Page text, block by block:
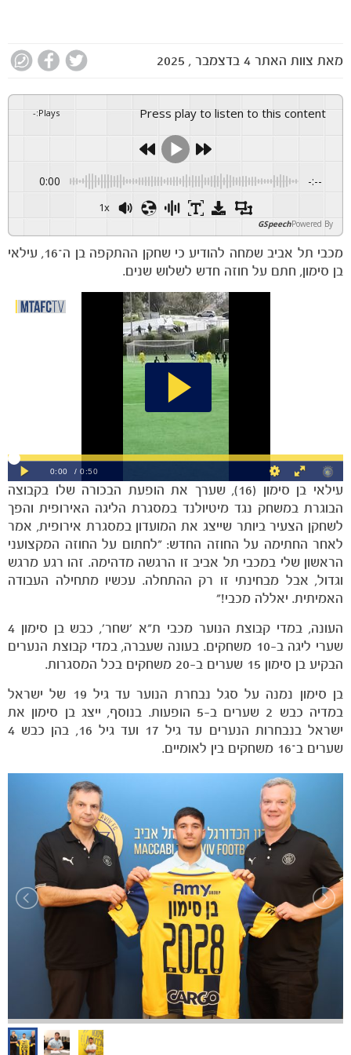
משחקים
ותוצאות
מאת צוות האתר 4 בדצמבר , 2025
Press play to listen to this content
Plays
:
-
0:00 -:--
1x
Powered By
GSpeech
מכבי תל אביב שמחה להודיע כי שחקן ההתקפה בן ה־16, עילאי
בן סימון, חתם על חוזה חדש לשלוש שנים.
עילאי בן סימון (16), שערך את הופעת הבכורה שלו בקבוצה
הבוגרת במשחק נגד מיטיולנד במסגרת הליגה האירופית והפך
לשחקן הצעיר ביותר שייצג את המועדון במסגרת אירופית, אמר
לאחר החתימה על החוזה החדש: "לחתום על החוזה המקצועני
הראשון שלי במכבי תל אביב זו הרגשה מדהימה. זהו רגע מרגש
וגדול, אבל מבחינתי זו רק ההתחלה. עכשיו מתחילה העבודה
האמיתית. יאללה מכבי!"
העונה, במדי קבוצת הנוער מכבי ת"א 'שחר', כבש בן סימון 4
שערי ליגה ב-10 משחקים. בעונה שעברה, במדי קבוצת הנערים
הבקיע בן סימון 15 שערים ב-20 משחקים בכל המסגרות.
בן סימון נמנה על סגל נבחרת הנוער עד גיל 19 של ישראל
במדיה כבש 2 שערים ב-5 הופעות. בנוסף, ייצג בן סימון את
ישראל בנבחרות הנערים עד גיל 17 ועד גיל 16, בהן כבש 4
שערים ב־16 משחקים בין לאומיים.